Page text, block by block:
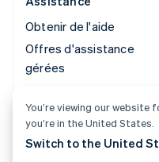
Obtenir de l'aide
Offres d'assistance
gérées
© 2026 Stripe, LLC
You’re viewing our website
you’re in the United States.
Switch to the United